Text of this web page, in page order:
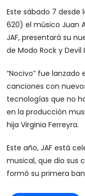
Este sábado 7 desde
620) el músico Juan
JAF, presentará su
de Modo Rock y
“Nocivo” fue lanzado
canciones con
tecnologías que no
en la producción
hija Virginia Ferreyra.
Este año, JAF está
musical, que dio sus
formó su primera